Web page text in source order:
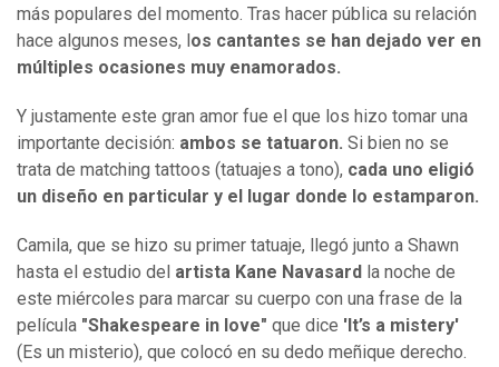
más populares del momento. Tras hacer pública su relación
hace algunos meses, l os cantantes se han dejado ver en
múltiples ocasiones muy enamorados.
Y justamente este gran amor fue el que los hizo tomar una
importante decisión: ambos se tatuaron. Si bien no se
trata de matching tattoos (tatuajes a tono), cada uno eligió
un diseño en particular y el lugar donde lo estamparon.
Camila, que se hizo su primer tatuaje, llegó junto a Shawn
hasta el estudio del artista Kane Navasard la noche de
este miércoles para marcar su cuerpo con una frase de la
película "Shakespeare in love" que dice 'It’s a mistery'
(Es un misterio), que colocó en su dedo meñique derecho.